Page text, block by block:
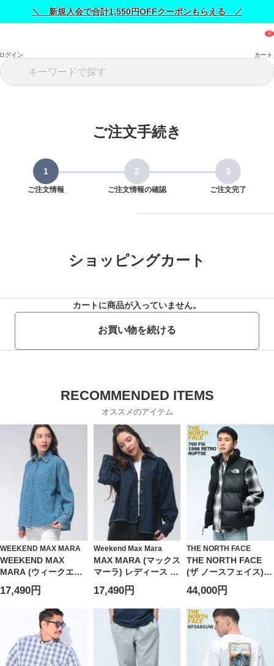
＼ 新規入会で合計1,550円OFFクーポンもらえる ／
グイン カート
ご注文手続き
ご注文情報 ご注文情報の確認 ご注文完了
ショッピングカート
カートに商品が入っていません。
お買い物を続ける
オススメのアイテム
WEEKEND MAX MARA
WEEKEND MAX
MARA (ウィークエン
ド マックスマーラ) レ
ディース シャツ 長袖
ショート丈 ワンポケ
ット デニム シャツ
MXLFOGGIA6
17,490円
Weekend Max Mara
MAX MARA (マックス
マーラ) レディース デ
ニムシャツ 長袖 ロゴ
ワンポイント ポケッ
ト デニム シャツ ジャ
ケット FOGGIA フォ
ッジャ MXLFOGGIA6
17,490円
THE NORTH FACE
THE NORTH FACE
(ザ ノースフェイス)
ダウンベスト ヌプシ
ベスト フード収納 フ
ルジップ 700フィルパ
ワー 1996 RETRO
NUPTSE VEST
44,000円